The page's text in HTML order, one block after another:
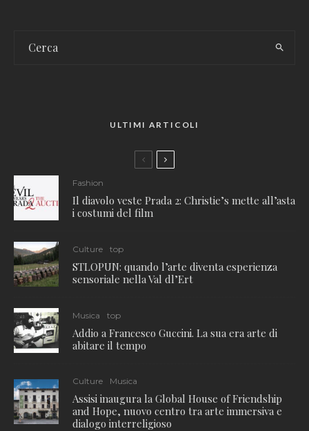
ULTIMI ARTICOLI
Fashion
Il diavolo veste Prada 2: Christie’s mette all’asta
i costumi del film
Culture top
STLOPUN: quando l’arte diventa esperienza
sensoriale nella Val dl’Ert
Musica top
Addio a Francesco Guccini. La sua era arte di
abitare il tempo
Culture Musica
Assisi inaugura la Global House of Friendship
and Hope, nuovo centro tra arte immersiva e
dialogo interreligioso